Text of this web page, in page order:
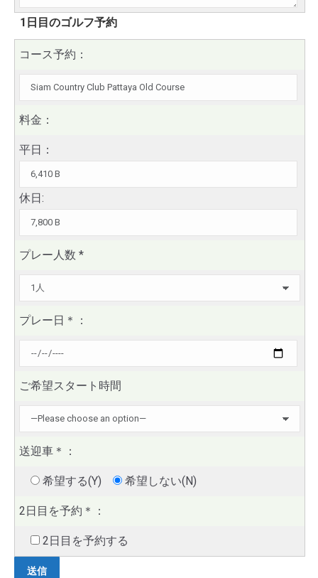
1日目のゴルフ予約
コース予約：
料金：
平日：
休日:
プレー人数 *
プレー日 ＊ ：
ご希望スタート時間
送迎車 ＊ ：
希望する(Y) 希望しない(N)
2日目を予約 ＊ ：
2日目を予約する